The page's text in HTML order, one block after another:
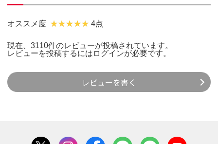
オススメ度 4点
現在、3110件のレビューが投稿されています。
レビューを投稿するには ログインが必要です。
レビューを書く